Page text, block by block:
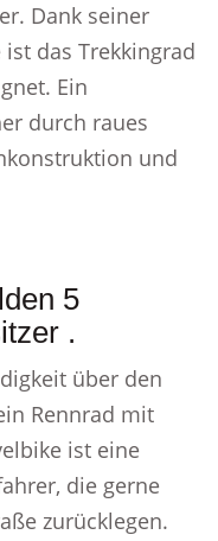
Dank seiner
das Trekkingrad
Ein
durch raues
und
5
.
über den
Rennrad mit
ist eine
die gerne
zurücklegen.